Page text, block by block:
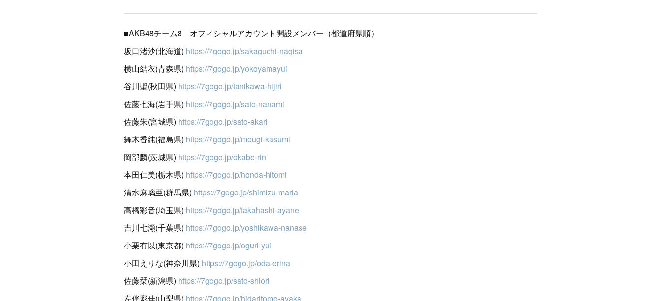
■AKB48チーム8 オフィシャルアカウント開設メンバー（都道府県順）
坂口渚沙(北海道) https://7gogo.jp/sakaguchi-nagisa
横山結衣(青森県) https://7gogo.jp/yokoyamayui
谷川聖(秋田県) https://7gogo.jp/tanikawa-hijiri
佐藤七海(岩手県) https://7gogo.jp/sato-nanami
佐藤朱(宮城県) https://7gogo.jp/sato-akari
舞木香純(福島県) https://7gogo.jp/mougi-kasumi
岡部麟(茨城県) https://7gogo.jp/okabe-rin
本田仁美(栃木県) https://7gogo.jp/honda-hitomi
清水麻璃亜(群馬県) https://7gogo.jp/shimizu-maria
髙橋彩音(埼玉県) https://7gogo.jp/takahashi-ayane
吉川七瀬(千葉県) https://7gogo.jp/yoshikawa-nanase
小栗有以(東京都) https://7gogo.jp/oguri-yui
小田えりな(神奈川県) https://7gogo.jp/oda-erina
佐藤栞(新潟県) https://7gogo.jp/sato-shiori
左伴彩佳(山梨県) https://7gogo.jp/hidaritomo-ayaka